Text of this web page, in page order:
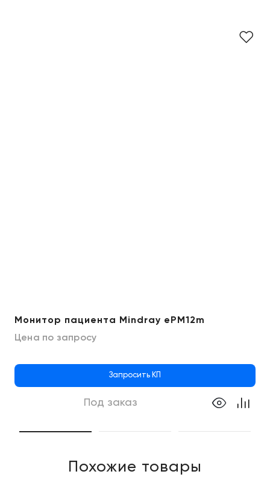
Монитор пациента Mindray ePM12m
Цена по запросу
Запросить КП
Под заказ
Похожие товары